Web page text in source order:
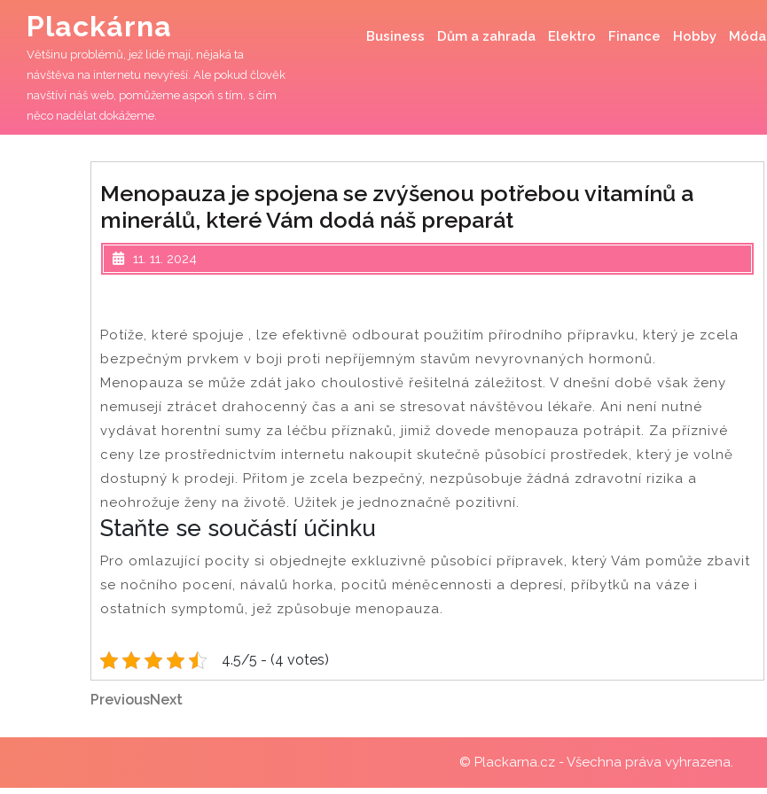
content
Plackárna
Většinu problémů, jež lidé mají, nějaká ta
návštěva na internetu nevyřeší. Ale pokud člověk
navštíví náš web, pomůžeme aspoň s tím, s čím
něco nadělat dokážeme.
Business Dům a zahrada Elektro Finance Hobby Móda
Menopauza je spojena se zvýšenou potřebou vitamínů a
minerálů, které Vám dodá náš preparát
11. 11. 2024
Potíže, které spojuje , lze efektivně odbourat použitím přírodního přípravku, který je zcela
bezpečným prvkem v boji proti nepříjemným stavům nevyrovnaných hormonů.
Menopauza se může zdát jako choulostivě řešitelná záležitost. V dnešní době však ženy
nemusejí ztrácet drahocenný čas a ani se stresovat návštěvou lékaře. Ani není nutné
vydávat horentní sumy za léčbu příznaků, jimiž dovede menopauza potrápit. Za příznivé
ceny lze prostřednictvím internetu nakoupit skutečně působící prostředek, který je volně
dostupný k prodeji. Přitom je zcela bezpečný, nezpůsobuje žádná zdravotní rizika a
neohrožuje ženy na životě. Užitek je jednoznačně pozitivní.
Staňte se součástí účinku
Pro omlazující pocity si objednejte exkluzivně působící přípravek, který Vám pomůže zbavit
se nočního pocení, návalů horka, pocitů méněcennosti a depresí, příbytků na váze i
ostatních symptomů, jež způsobuje menopauza.
4.5/5 - (4 votes)
Navigace
Previous
PreviousNext
© Plackarna.cz - Všechna práva vyhrazena.